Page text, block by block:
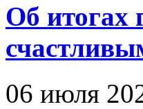
Об итогах
06 июля